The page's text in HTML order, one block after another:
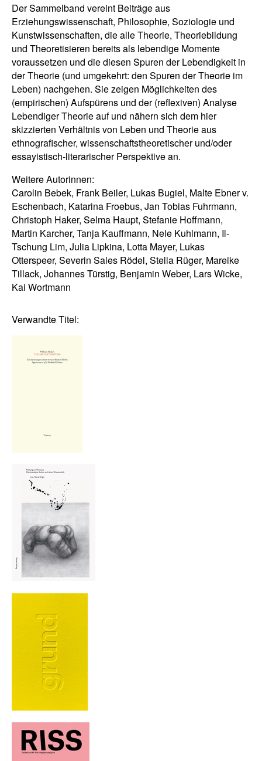
Der Sammelband vereint Beiträge aus
Erziehungswissenschaft, Philosophie, Soziologie und
Kunstwissenschaften, die alle Theorie, Theoriebildung
und Theoretisieren bereits als lebendige Momente
voraussetzen und die diesen Spuren der Lebendigkeit in
der Theorie (und umgekehrt: den Spuren der Theorie im
Leben) nachgehen. Sie zeigen Möglichkeiten des
(empirischen) Aufspürens und der (reflexiven) Analyse
Lebendiger Theorie auf und nähern sich dem hier
skizzierten Verhältnis von Leben und Theorie aus
ethnografischer, wissenschaftstheoretischer und/oder
essayistisch-literarischer Perspektive an.
Weitere Autorinnen:
Carolin Bebek, Frank Beiler, Lukas Bugiel, Malte Ebner v.
Eschenbach, Katarina Froebus, Jan Tobias Fuhrmann,
Christoph Haker, Selma Haupt, Stefanie Hoffmann,
Martin Karcher, Tanja Kauffmann, Nele Kuhlmann, Il-
Tschung Lim, Julia Lipkina, Lotta Mayer, Lukas
Otterspeer, Severin Sales Rödel, Stella Rüger, Mareike
Tillack, Johannes Türstig, Benjamin Weber, Lars Wicke,
Kai Wortmann
Verwandte Titel: